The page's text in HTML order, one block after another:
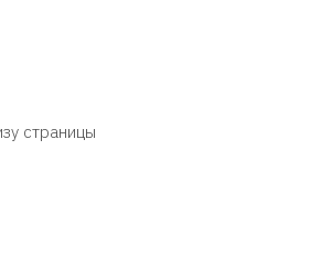
страницы